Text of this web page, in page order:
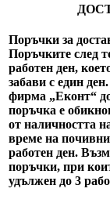
Поръчки за
Поръчките след
работен ден,
забави с един
фирма „Еконт“
поръчка е
от наличността
време на
работен ден.
поръчки, при
удължен до 3